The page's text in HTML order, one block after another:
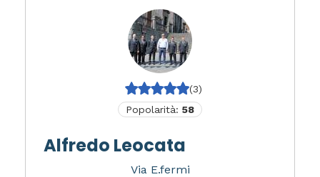
(3)
Popolarità: 58
Alfredo Leocata
Via E.fermi